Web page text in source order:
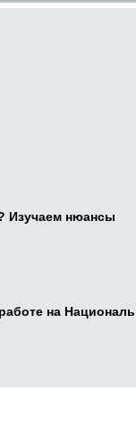
Изучаем нюансы
на